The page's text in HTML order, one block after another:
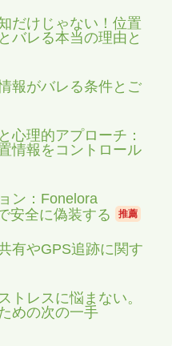
だけじゃない！位置
バレる本当の理由と
報がバレる条件とご
心理的アプローチ：
情報をコントロール
ン：Fonelora
安全に偽装する
推薦
有やGPS追跡に関す
トレスに悩まない。
めの次の一手